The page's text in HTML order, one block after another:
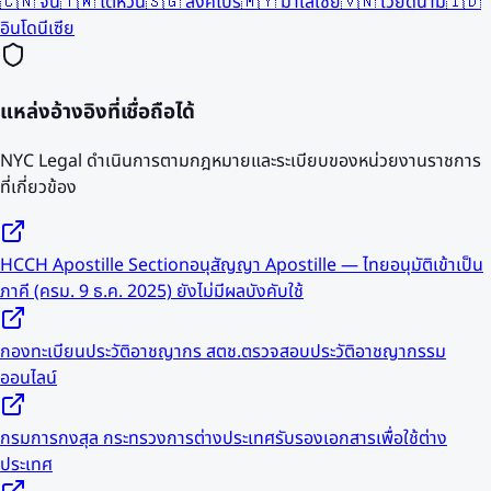
อินโดนีเซีย
แหล่งอ้างอิงที่เชื่อถือได้
NYC Legal ดำเนินการตามกฎหมายและระเบียบของหน่วยงานราชการ
ที่เกี่ยวข้อง
HCCH Apostille Sectionอนุสัญญา Apostille — ไทยอนุมัติเข้าเป็น
ภาคี (ครม. 9 ธ.ค. 2025) ยังไม่มีผลบังคับใช้
กองทะเบียนประวัติอาชญากร สตช.ตรวจสอบประวัติอาชญากรรม
ออนไลน์
กรมการกงสุล กระทรวงการต่างประเทศรับรองเอกสารเพื่อใช้ต่าง
ประเทศ